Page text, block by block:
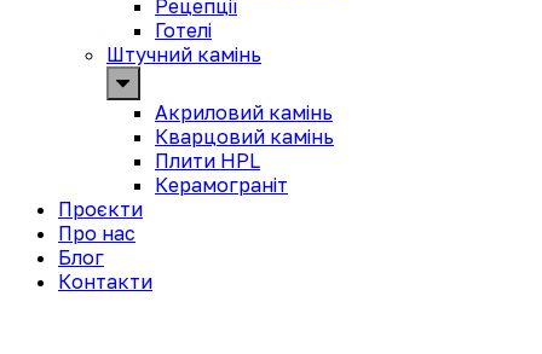
Рецепції
Готелі
Штучний камінь
Акриловий камінь
Кварцовий камінь
Плити HPL
Керамограніт
Проєкти
Про нас
Блог
Контакти